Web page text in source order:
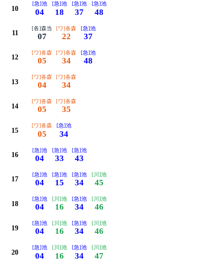
10
[急]池
04
[急]池
18
[急]池
37
[急]池
48
11
[各]森当
07
[ワ]各森
22
[急]池
37
12
[ワ]各森
05
[ワ]各森
34
[急]池
48
13
[ワ]各森
04
[ワ]各森
34
14
[ワ]各森
05
[ワ]各森
35
15
[ワ]各森
05
[急]池
34
16
[急]池
04
[急]池
33
[急]池
43
17
[急]池
04
[急]池
15
[急]池
34
[川]池
45
18
[急]池
04
[川]池
16
[急]池
34
[川]池
46
19
[急]池
04
[川]池
16
[急]池
34
[川]池
46
20
[急]池
04
[川]池
16
[急]池
34
[川]池
47